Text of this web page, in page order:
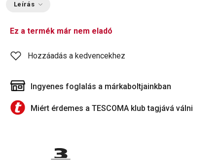
Leírás
Ez a termék már nem eladó
Hozzáadás a kedvencekhez
Ingyenes foglalás a márkaboltjainkban
Miért érdemes a TESCOMA klub tagjává válni